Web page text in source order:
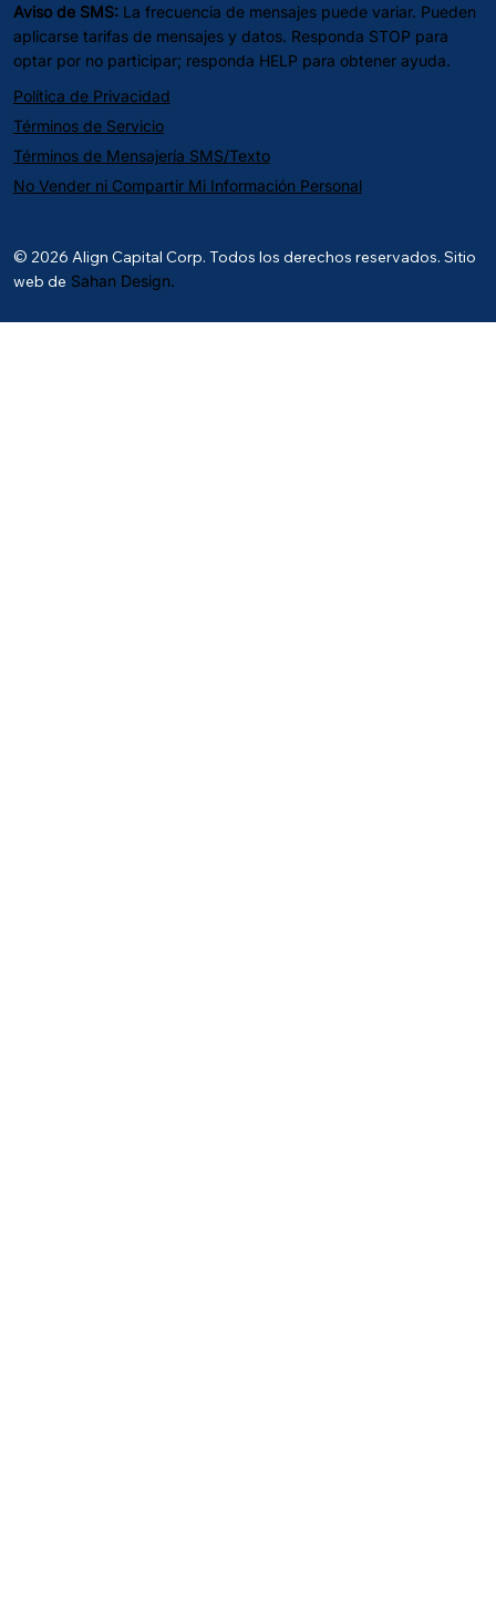
Aviso de SMS: La frecuencia de mensajes puede variar. Pueden
aplicarse tarifas de mensajes y datos. Responda STOP para
optar por no participar; responda HELP para obtener ayuda.
Política de Privacidad
Términos de Servicio
Términos de Mensajería SMS/Texto
No Vender ni Compartir Mi Información Personal
© 2026 Align Capital Corp. Todos los derechos reservados. Sitio
web de Sahan Design.